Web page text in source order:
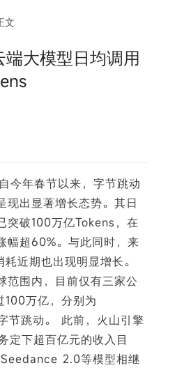
文
大模型日均调用
今年春节以来，字节跳动
现出显著增长态势。其日
突破100万亿Tokens，在
幅超60%。与此同时，来
近期也出现明显增长。
范围内，目前仅有三家公
100万亿，分别为
节跳动。 此前，火山引擎
定下超百亿元的收入目
2.0等模型相继